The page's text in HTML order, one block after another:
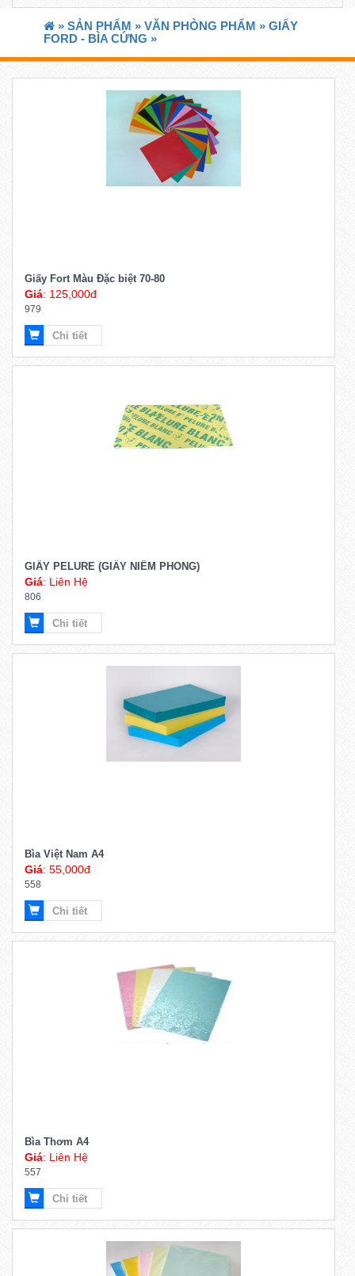
»SẢN PHẨM »VĂN PHÒNG PHẨM » GIẤY
FORD - BÌA CỨNG »
Giấy Fort Màu Đặc biệt 70-80
Giá: 125,000đ
979
Chi tiết
GIẤY PELURE (GIẤY NIÊM PHONG)
Giá: Liên Hệ
806
Chi tiết
Bìa Việt Nam A4
Giá: 55,000đ
558
Chi tiết
Bìa Thơm A4
Giá: Liên Hệ
557
Chi tiết